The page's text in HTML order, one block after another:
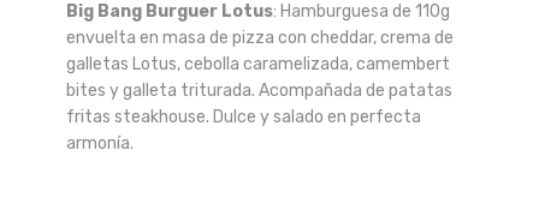
a la
lista
de
Big Bang Burguer Lotus: Hamburguesa de 110g
envuelta en masa de pizza con cheddar, crema de
galletas Lotus, cebolla caramelizada, camembert
bites y galleta triturada. Acompañada de patatas
fritas steakhouse. Dulce y salado en perfecta
armonía.